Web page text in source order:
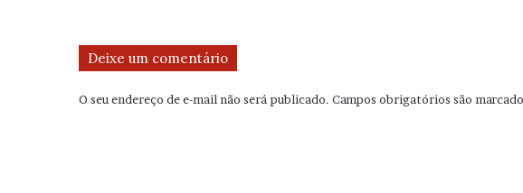
Deixe um comentário
O seu endereço de e-mail não será publicado. Campos obrigatórios são